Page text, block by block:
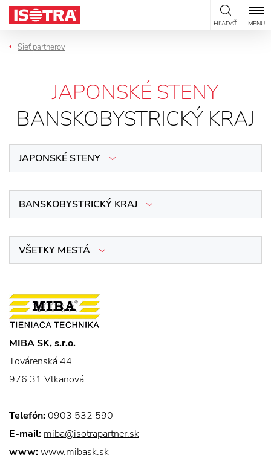
Preskočiť na obsah
HĽADAŤ MENU
Sieť partnerov
JAPONSKÉ STENY
BANSKOBYSTRICKÝ KRAJ
JAPONSKÉ STENY
BANSKOBYSTRICKÝ KRAJ
VŠETKY MESTÁ
MIBA SK, s.r.o.
Továrenská 44
976 31 Vlkanová
Telefón: 0903 532 590
E-mail: miba@isotrapartner.sk
www:www.mibask.sk